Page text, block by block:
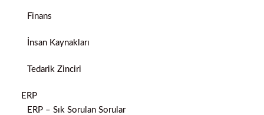
Finans
İnsan Kaynakları
Tedarik Zinciri
ERP
ERP – Sık Sorulan Sorular